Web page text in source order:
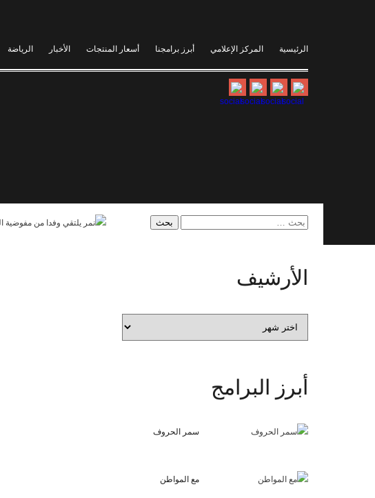
الرئيسية المركز الإعلامي أبرز برامجنا أسعار المنتجات الأخبار الرياضة
البحث
الأرشيف
الأرشيف
أبرز البرامج
سمر الحروف
مع المواطن